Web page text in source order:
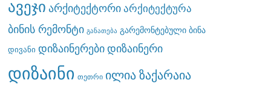
ავეჯი არქიტექტორიარქიტექტურა
ბინის რემონტი განათება გარემონტებული ბინა
დივანი დიზაინერებიდიზაინერი
დიზაინი თეთრი ილია ზაქარაია